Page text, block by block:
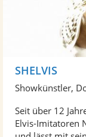
SHELVIS
Showkünstler,
Seit über 12
Elvis-Imitatoren